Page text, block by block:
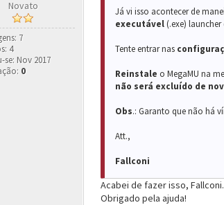
Novato
7
4
se: Nov 2017
0
Já vi isso acontecer de
executável(.exe)
Tente entrar nas
Reinstale o MegaMU na
não será excluído de
Obs.: Garanto que não há
Att.,
Fallconi
Acabei de fazer isso,
Obrigado pela ajuda!